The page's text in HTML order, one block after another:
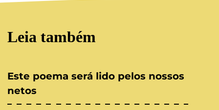
Leia também
Este poema será lido pelos nossos
netos